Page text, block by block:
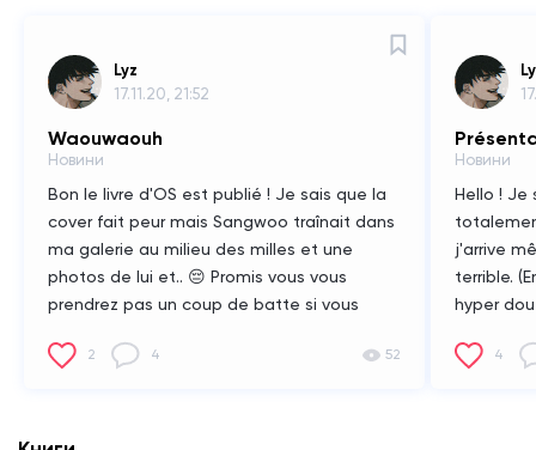
Lyz
17.11.20, 21:52
Waouwaouh
Новини
Bon le livre d'OS est publié ! Je sais que la
cover fait peur mais Sangwoo traînait dans
ma galerie au milieu des milles et une
photos de lui et.. 😔 Promis vous vous
prendrez pas un coup de batte si vous
2 4 52
Новини
Hello ! Je
j'arrive
terrible.
hyper
un
4